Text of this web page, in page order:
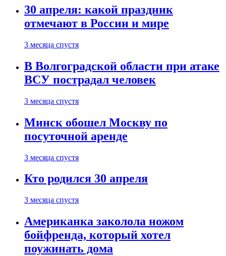
30 апреля: какой праздник
отмечают в России и мире
3 месяца спустя
В Волгоградской области при атаке
ВСУ пострадал человек
3 месяца спустя
Минск обошел Москву по
посуточной аренде
3 месяца спустя
Кто родился 30 апреля
3 месяца спустя
Американка заколола ножом
бойфренда, который хотел
поужинать дома